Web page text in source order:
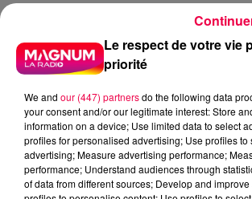
« Nous ne remettons pas en cause le
qui nous incombe, mais il faut que
engagements qu’il a pris », martèle
compensation pérenne et dynamique
allocations solidaires, indexée sur le
bénéficiaires et l’évolution des
Il rappelle que cette revendication ne
« Cela fait des années que les
sur le déséquilibre financier.
Le respect de votre vie
priorité
We and our (447) partnersdo the following data
your consent and/or our legitimate interest: Store
information on a device; Use limited data to select
profiles for personalised advertising; Use profiles to
advertising; Measure advertising performance;
performance; Understand audiences through
of data from different sources; Develop and